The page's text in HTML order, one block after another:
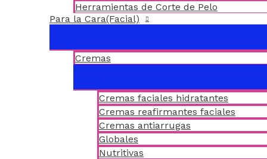
Herramientas de Corte de Pelo
Para la Cara(Facial)
Cremas
Cremas faciales hidratantes
Cremas reafirmantes faciales
Cremas antiarrugas
Globales
Nutritivas